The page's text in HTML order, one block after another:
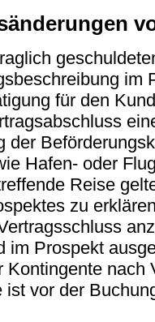
im
für den
der
Hafen- oder
Reise
zu
im Prospekt
Kontingente nach
vor der